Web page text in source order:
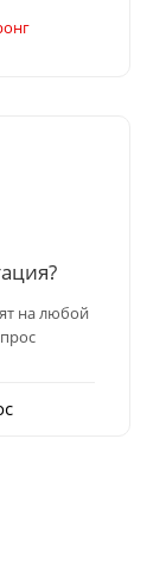
на любой